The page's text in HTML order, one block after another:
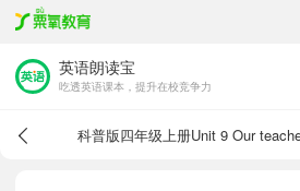
英语朗读宝
吃透英语课本，提升在校竞争力